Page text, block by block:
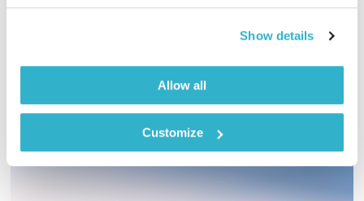
Show details
Allow all
Customize
אודיו